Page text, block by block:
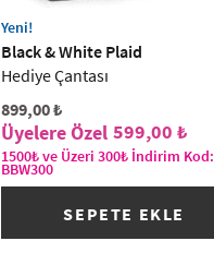
Yeni!
Black & White Plaid
Hediye Çantası
899,00 ₺
599,00 ₺
1500₺ ve Üzeri 300₺ İndirim Kod:
BBW300
SEPETE EKLE